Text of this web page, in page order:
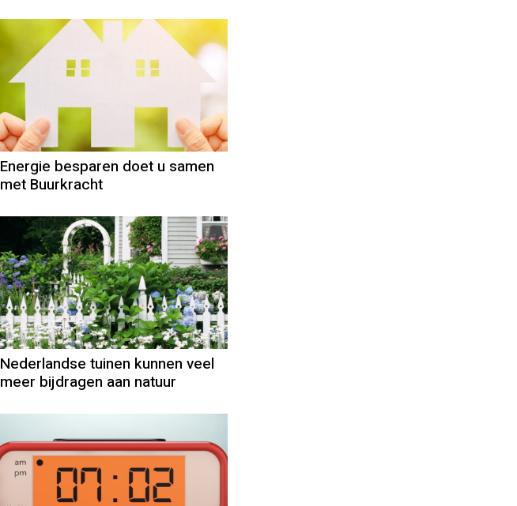
Energie besparen doet u samen
met Buurkracht
Nederlandse tuinen kunnen veel
meer bijdragen aan natuur